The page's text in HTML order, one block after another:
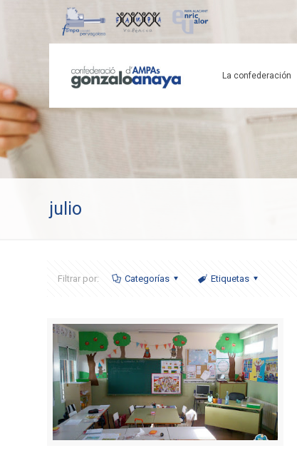
La confederación
julio
Filtrar por: Categorías Etiquetas